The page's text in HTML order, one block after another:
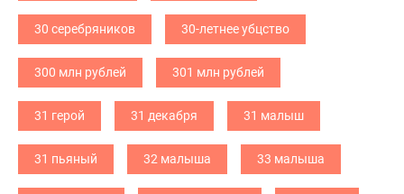
30 серебряников 30-летнее убцство
300 млн рублей 301 млн рублей
31 герой 31 декабря 31 малыш
31 пьяный 32 малыша 33 малыша